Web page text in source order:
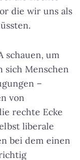
die wir uns als
schauen, um
sich Menschen
–
von
rechte Ecke
liberale
bei dem einen